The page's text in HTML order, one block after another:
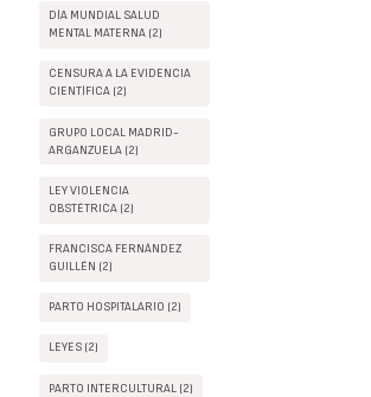
DÍA MUNDIAL SALUD
MENTAL MATERNA (2)
CENSURA A LA EVIDENCIA
CIENTÍFICA (2)
GRUPO LOCAL MADRID-
ARGANZUELA (2)
LEY VIOLENCIA
OBSTÉTRICA (2)
FRANCISCA FERNÁNDEZ
GUILLÉN (2)
PARTO HOSPITALARIO (2)
LEYES (2)
PARTO INTERCULTURAL (2)